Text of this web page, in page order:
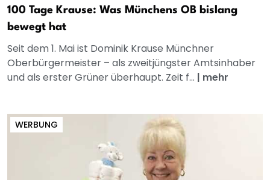
100 Tage Krause: Was Münchens OB bislang
bewegt hat
Seit dem 1. Mai ist Dominik Krause Münchner
Oberbürgermeister – als zweitjüngster Amtsinhaber
und als erster Grüner überhaupt. Zeit f... | mehr
WERBUNG